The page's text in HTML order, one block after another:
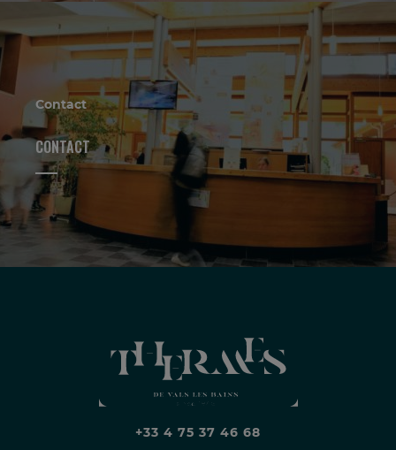
Contact
CONTACT
+33 4 75 37 46 68